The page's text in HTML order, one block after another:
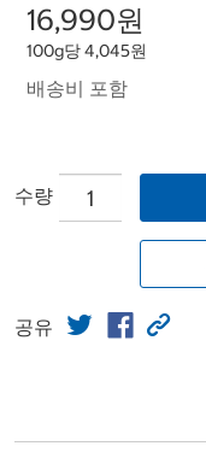
16,990원
100g당 4,045원
배송비 포함
수량
공유